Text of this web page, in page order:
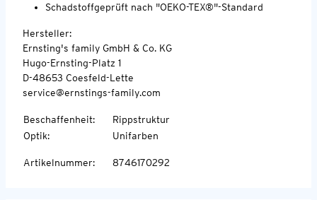
Schadstoffgeprüft nach "OEKO-TEX®"-Standard
Hersteller:
Ernsting's family GmbH & Co. KG
Hugo-Ernsting-Platz 1
D-48653 Coesfeld-Lette
service@ernstings-family.com
Beschaffenheit:
Rippstruktur
Optik: Unifarben
Artikelnummer: 8746170292